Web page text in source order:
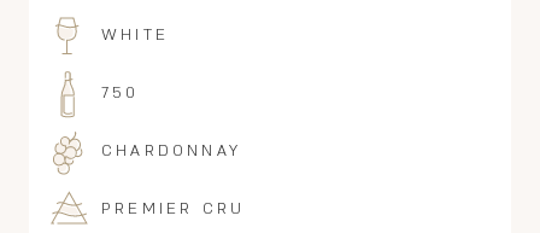
WHITE
750
CHARDONNAY
PREMIER CRU